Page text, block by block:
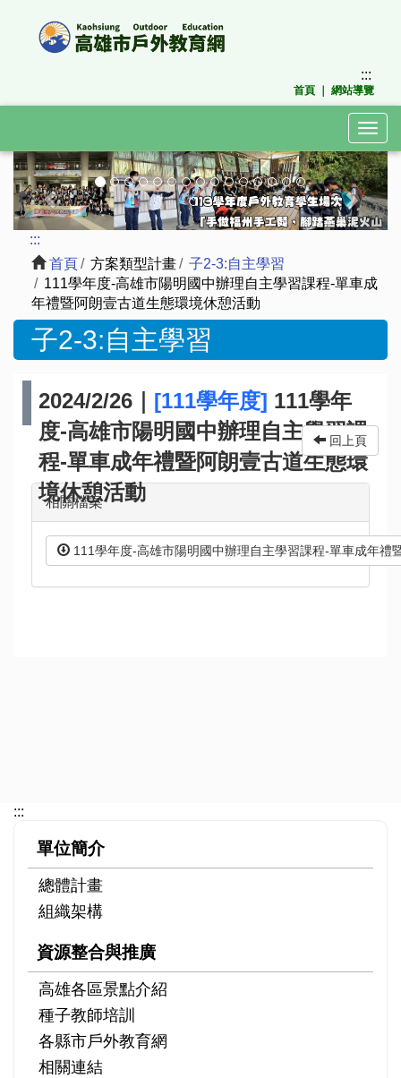
容
:::
首頁 ｜ 網站導覽
上
一
張
下
一
張
:::
首頁
方案類型計畫
子2-3:自主學習
111學年度-高雄市陽明國中辦理自主學習課程-單車成
年禮暨阿朗壹古道生態環境休憩活動
子2-3:自主學習
2024/2/26｜ [111學年度] 111學年
度-高雄市陽明國中辦理自主學習課
程-單車成年禮暨阿朗壹古道生態環
境休憩活動
回上頁
相關檔案
111學年度-高雄市陽明國中辦理自主學習課程-單車成年禮
:::
單位簡介
總體計畫
組織架構
資源整合與推廣
高雄各區景點介紹
種子教師培訓
各縣市戶外教育網
相關連結